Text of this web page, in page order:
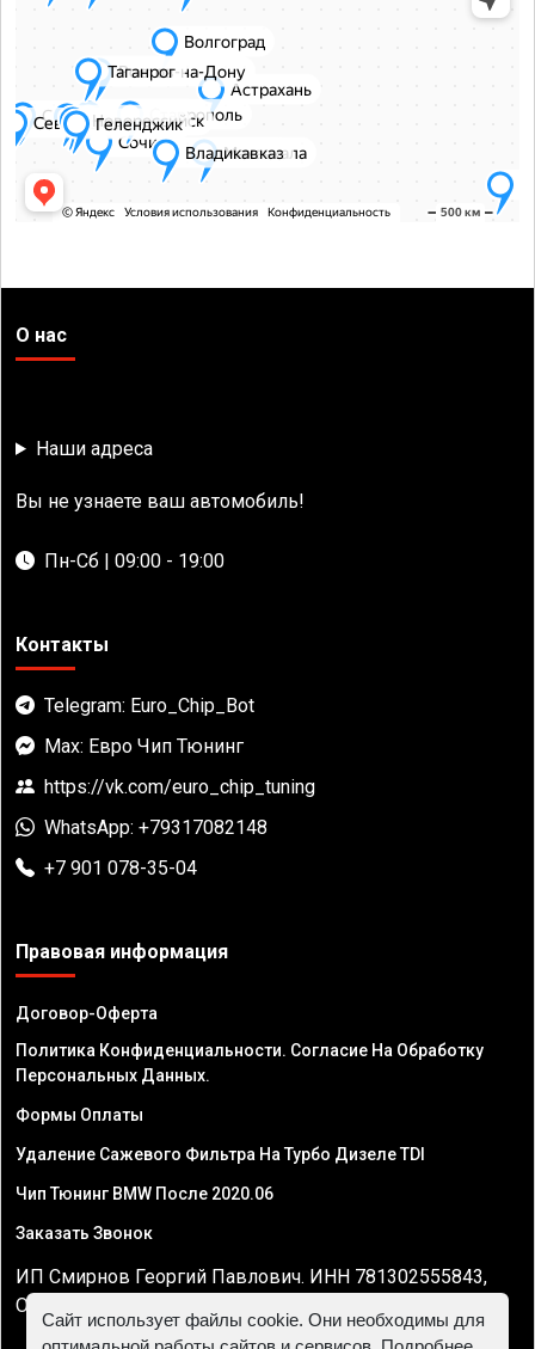
О нас
Наши адреса
Вы не узнаете ваш автомобиль!
Пн-Сб | 09:00 - 19:00
Контакты
Telegram: Euro_Chip_Bot
Max: Евро Чип Тюнинг
https://vk.com/euro_chip_tuning
WhatsApp: +79317082148
+7 901 078-35-04
Правовая информация
Договор-Оферта
Политика Конфиденциальности. Согласие На Обработку
Персональных Данных.
Формы Оплаты
Удаление Сажевого Фильтра На Турбо Дизеле TDI
Чип Тюнинг BMW После 2020.06
Заказать Звонок
ИП Смирнов Георгий Павлович. ИНН 781302555843,
ОГРНИП 324470400032610
Сайт использует файлы cookie. Они необходимы для